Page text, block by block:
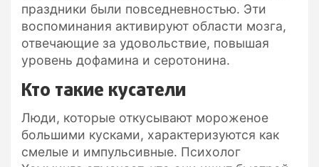
праздники были повседневностью. Эти
воспоминания активируют области мозга,
отвечающие за удовольствие, повышая
уровень дофамина и серотонина.
Кто такие кусатели
Люди, которые откусывают мороженое
большими кусками, характеризуются как
смелые и импульсивные. Психолог